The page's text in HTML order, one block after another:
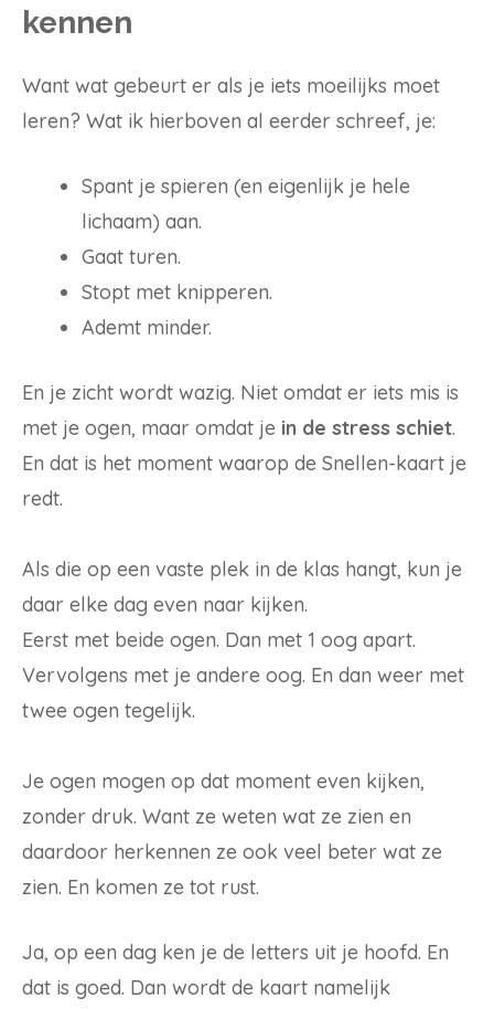
kennen
Want wat gebeurt er als je iets moeilijks moet
leren? Wat ik hierboven al eerder schreef, je:
Spant je spieren (en eigenlijk je hele
lichaam) aan.
Gaat turen.
Stopt met knipperen.
Ademt minder.
En je zicht wordt wazig. Niet omdat er iets mis is
met je ogen, maar omdat je in de stress schiet.
En dat is het moment waarop de Snellen-kaart je
redt.
Als die op een vaste plek in de klas hangt, kun je
daar elke dag even naar kijken.
Eerst met beide ogen. Dan met 1 oog apart.
Vervolgens met je andere oog. En dan weer met
twee ogen tegelijk.
Je ogen mogen op dat moment even kijken,
zonder druk. Want ze weten wat ze zien en
daardoor herkennen ze ook veel beter wat ze
zien. En komen ze tot rust.
Ja, op een dag ken je de letters uit je hoofd. En
dat is goed. Dan wordt de kaart namelijk